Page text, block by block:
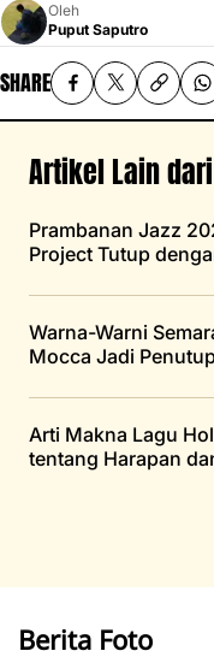
Oleh
Puput Saputro
SHARE
Artikel Lain
Prambanan Jazz
Project Tutup
Warna-Warni
Mocca Jadi
Arti Makna Lagu
tentang Harapan
Berita Foto